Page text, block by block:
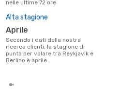
nelle ultime 72 ore
Alta stagione
aprile
Secondo i dati della nostra
ricerca clienti, la stagione di
punta per volare tra Reykjavik e
Berlino è aprile .